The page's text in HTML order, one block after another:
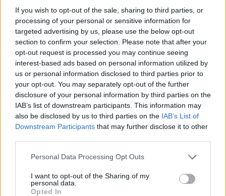
If you wish to opt-out of the sale, sharing to third parties, or
processing of your personal or sensitive information for
targeted advertising by us, please use the below opt-out
section to confirm your selection. Please note that after your
opt-out request is processed you may continue seeing
interest-based ads based on personal information utilized by
us or personal information disclosed to third parties prior to
your opt-out. You may separately opt-out of the further
disclosure of your personal information by third parties on the
IAB’s list of downstream participants. This information may
also be disclosed by us to third parties on the IAB’s List of
Downstream Participants that may further disclose it to other
Personal Data Processing Opt Outs
I want to opt-out of the Sharing of my
personal data.
Opted In
Sutinku sutaisyklėmis
This site is protected by
reCAPTCHA and the Google
Privacy PolicyandTerms of
Serviceapply.